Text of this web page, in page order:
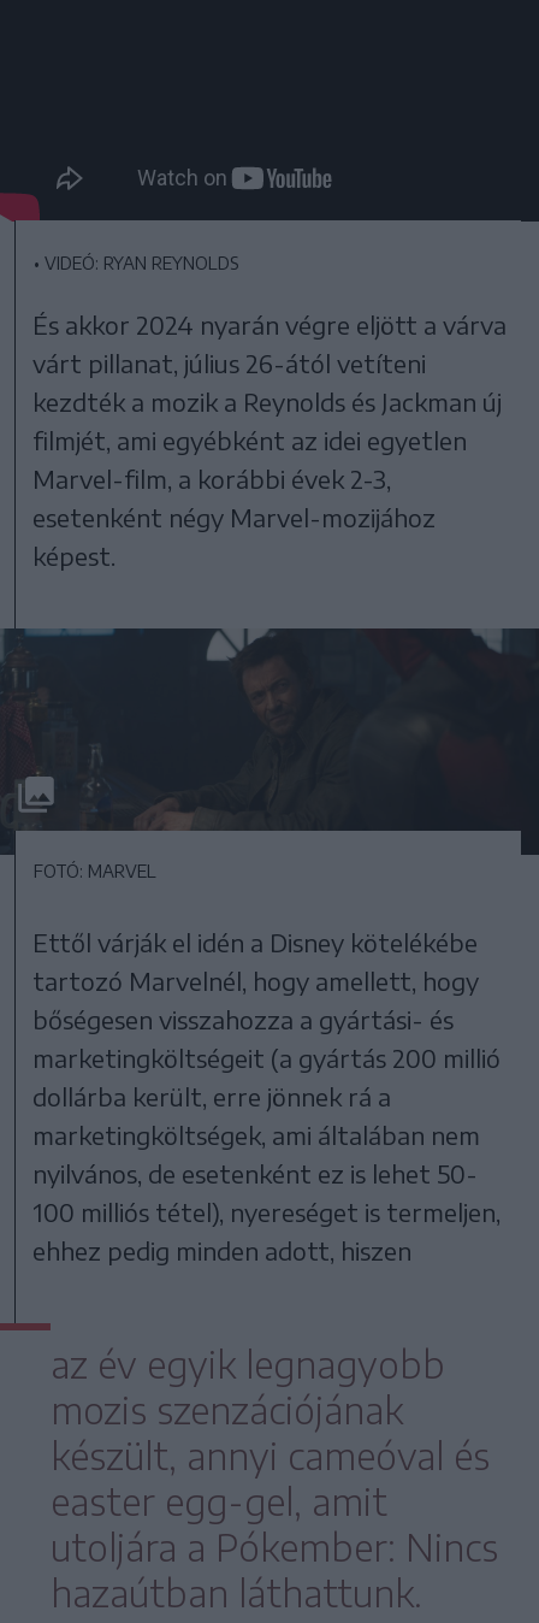
• VIDEÓ: RYAN REYNOLDS
És akkor 2024 nyarán végre eljött a várva
várt pillanat, július 26-ától vetíteni
kezdték a mozik a Reynolds és Jackman új
filmjét, ami egyébként az idei egyetlen
Marvel-film, a korábbi évek 2-3,
esetenként négy Marvel-mozijához
képest.
FOTÓ: MARVEL
Ettől várják el idén a Disney kötelékébe
tartozó Marvelnél, hogy amellett, hogy
bőségesen visszahozza a gyártási- és
marketingköltségeit (a gyártás 200 millió
dollárba került, erre jönnek rá a
marketingköltségek, ami általában nem
nyilvános, de esetenként ez is lehet 50-
100 milliós tétel), nyereséget is termeljen,
ehhez pedig minden adott, hiszen
az év egyik legnagyobb
mozis szenzációjának
készült, annyi cameóval és
easter egg-gel, amit
utoljára a Pókember: Nincs
hazaútban láthattunk.